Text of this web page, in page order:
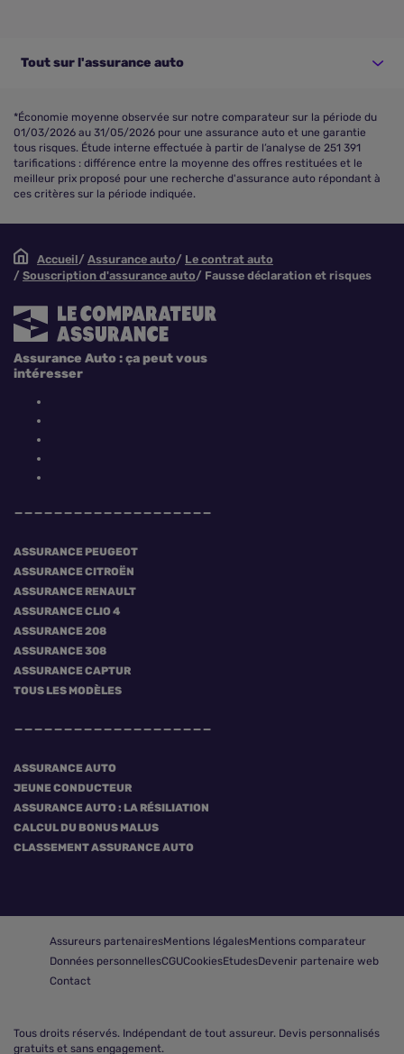
Tout sur l'assurance auto
*Économie moyenne observée sur notre comparateur sur la période du
01/03/2026 au 31/05/2026 pour une assurance auto et une garantie
tous risques. Étude interne effectuée à partir de l’analyse de 251 391
tarifications : différence entre la moyenne des offres restituées et le
meilleur prix proposé pour une recherche d'assurance auto répondant à
ces critères sur la période indiquée.
Accueil Assurance auto
Le contrat auto
Souscription d'assurance auto
Fausse déclaration et risques
ASSURANCE PEUGEOT
ASSURANCE CITROËN
ASSURANCE RENAULT
ASSURANCE CLIO 4
ASSURANCE 208
ASSURANCE 308
ASSURANCE CAPTUR
TOUS LES MODÈLES
ASSURANCE AUTO
JEUNE CONDUCTEUR
ASSURANCE AUTO : LA RÉSILIATION
CALCUL DU BONUS MALUS
CLASSEMENT ASSURANCE AUTO
Assurance Auto : ça peut vous
intéresser
Assureurs partenairesMentions légalesMentions comparateur
Données personnellesCGUCookiesEtudesDevenir partenaire web
Contact
Tous droits réservés. Indépendant de tout assureur. Devis personnalisés
gratuits et sans engagement.